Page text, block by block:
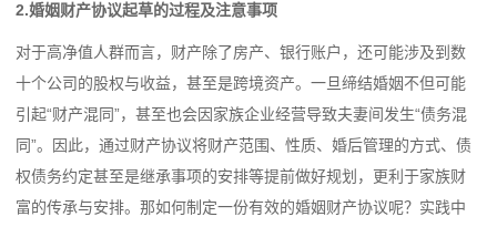
2.婚姻财产协议起草的过程及注意事项
对于高净值人群而言，财产除了房产、银行账户，还可能涉及到数
十个公司的股权与收益，甚至是跨境资产。一旦缔结婚姻不但可能
引起“财产混同”，甚至也会因家族企业经营导致夫妻间发生“债务混
同”。因此，通过财产协议将财产范围、性质、婚后管理的方式、债
权债务约定甚至是继承事项的安排等提前做好规划，更利于家族财
富的传承与安排。那如何制定一份有效的婚姻财产协议呢？实践中